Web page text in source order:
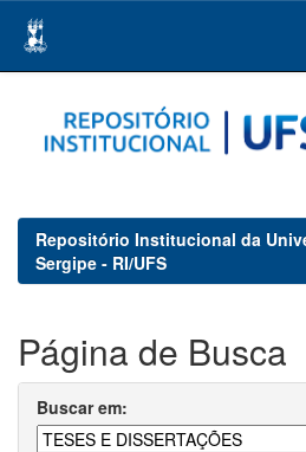
navigation
Repositório Institucional da
Sergipe - RI/UFS
Página de Busca
Buscar em: